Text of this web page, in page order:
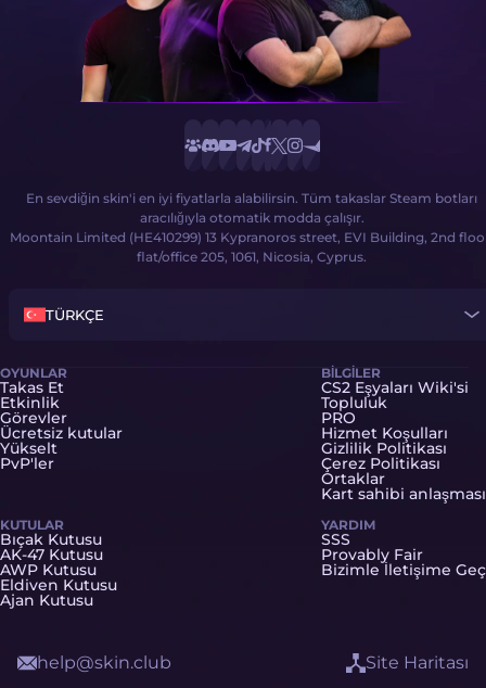
En sevdiğin skin'i en iyi fiyatlarla alabilirsin. Tüm takaslar Steam botları
aracılığıyla otomatik modda çalışır.
Moontain Limited (HE410299) 13 Kypranoros street, EVI Building, 2nd
flat/office 205, 1061, Nicosia, Cyprus.
TÜRKÇE
OYUNLAR
Takas Et
Etkinlik
Görevler
Ücretsiz kutular
Yükselt
PvP'ler
KUTULAR
Bıçak Kutusu
AK-47 Kutusu
AWP Kutusu
Eldiven Kutusu
Ajan Kutusu
BILGILER
CS2 Eşyaları Wiki'si
Topluluk
PRO
Hizmet Koşulları
Gizlilik Politikası
Çerez Politikası
Ortaklar
Kart sahibi anlaşması
YARDIM
SSS
Provably Fair
Bizimle İletişime Geç
help@skin.club Site Haritası